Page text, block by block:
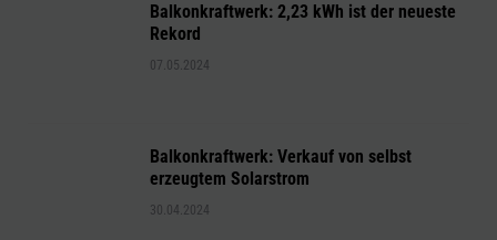
Balkonkraftwerk: 2,23 kWh ist der neueste
Rekord
07.05.2024
Balkonkraftwerk: Verkauf von selbst
erzeugtem Solarstrom
30.04.2024